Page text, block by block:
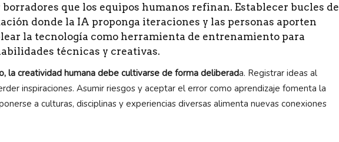
borradores que los equipos humanos refinan. Establecer bucles de
donde la IA proponga iteraciones y las personas aporten
la tecnología como herramienta de entrenamiento para
técnicas y creativas.
la creatividad humana debe cultivarse de forma deliberada. Registrar ideas al
inspiraciones. Asumir riesgos y aceptar el error como aprendizaje fomenta la
a culturas, disciplinas y experiencias diversas alimenta nuevas conexiones